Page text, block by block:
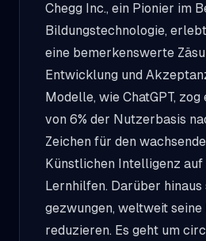
Chegg Inc., ein Pionier im
Bildungstechnologie,
eine bemerkenswerte
Entwicklung und
Modelle, wie ChatGPT,
von 6% der Nutzerbasis
Zeichen für den
Künstlichen Intelligenz
Lernhilfen. Darüber hinaus
gezwungen, weltweit
reduzieren. Es geht um